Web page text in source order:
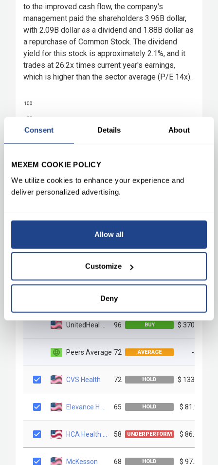
Consent Details About
MEXEM COOKIE POLICY
We utilize cookies to enhance your experience and
deliver personalized advertising.
Allow all
Customize
Deny